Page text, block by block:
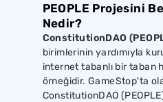
PEOPLE Projesini
Nedir?
ConstitutionDAO
birimlerinin yardımıyla
internet tabanlı bir taban
örneğidir. GameStop'ta
ConstitutionDAO